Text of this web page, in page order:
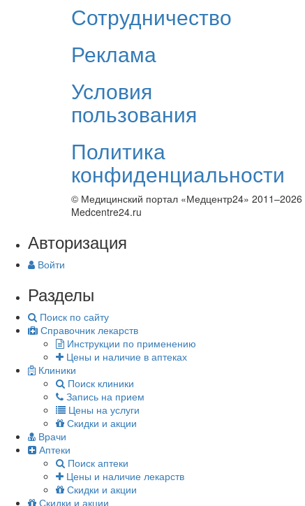
Сотрудничество
Реклама
Условия
пользования
Политика
конфиденциальности
© Медицинский портал «Медцентр24» 2011–2026
Medcentre24.ru
Авторизация
Войти
Разделы
Поиск по сайту
Справочник лекарств
Инструкции по применению
Цены и наличие в аптеках
Клиники
Поиск клиники
Запись на прием
Цены на услуги
Скидки и акции
Врачи
Аптеки
Поиск аптеки
Цены и наличие лекарств
Скидки и акции
Скидки и акции